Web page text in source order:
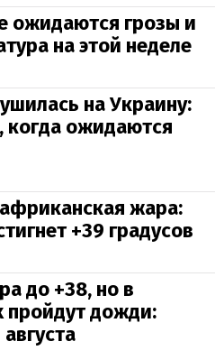
ожидаются грозы и
на этой неделе
на Украину:
когда ожидаются
жара:
+39 градусов
до +38, но в
пройдут дожди: